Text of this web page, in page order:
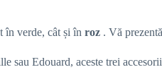
în verde, cât și în roz . Vă
sau Edouard, aceste trei